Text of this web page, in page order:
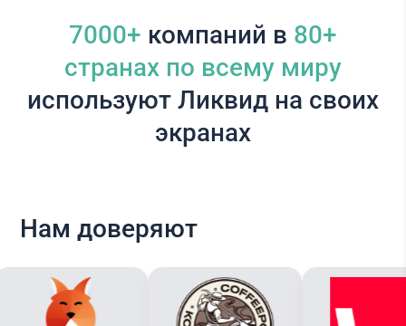
7000+ компаний в 80+
cтранах по всему миру
используют Ликвид на своих
экранах
Нам доверяют